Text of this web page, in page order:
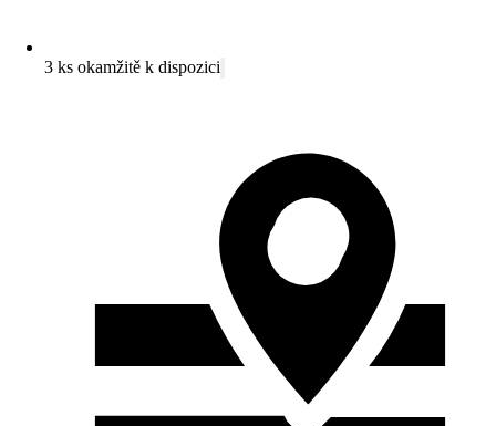
3 ks okamžitě k dispozici